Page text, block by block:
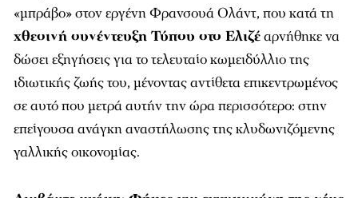
«μπράβο» στον εργένη Φρανσουά Ολάντ, που κατά τη
χθεσινή συνέντευξη Τύπου στο Ελιζέαρνήθηκε να
δώσει εξηγήσεις για το τελευταίο κωμειδύλλιο της
ιδιωτικής ζωής του, μένοντας αντίθετα επικεντρωμένος
σε αυτό που μετρά αυτήν την ώρα περισσότερο: στην
επείγουσα ανάγκη αναστήλωσης της κλυδωνιζόμενης
γαλλικής οικονομίας.